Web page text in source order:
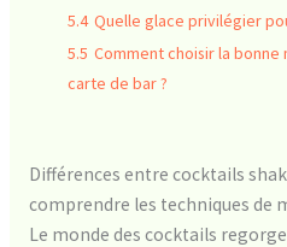
5.4 Quelle glace privilégier
5.5 Comment choisir la bonne
carte de bar ?
Différences entre cocktails
comprendre les techniques de
Le monde des cocktails